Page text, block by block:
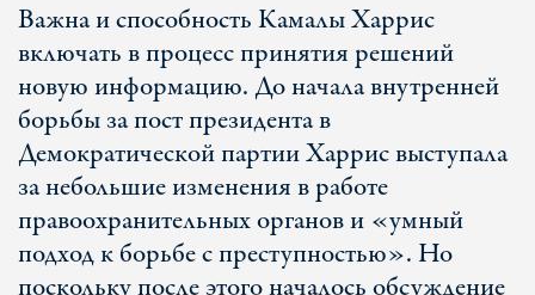
Важна и способность Камалы Харрис
включать в процесс принятия решений
новую информацию. До начала внутренней
борьбы за пост президента в
Демократической партии Харрис выступала
за небольшие изменения в работе
правоохранительных органов и «умный
подход к борьбе с преступностью». Но